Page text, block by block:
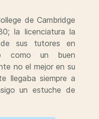
de Cambridge
la licenciatura la
sus tutores en
como un buen
no el mejor en su
llegaba siempre a
un estuche de